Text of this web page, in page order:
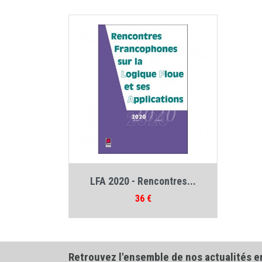
LFA 2020 - Rencontres...
Prix
36 €
Retrouvez l'ensemble de nos actualités